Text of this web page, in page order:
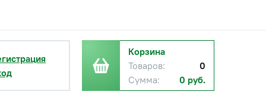
Корзина
Товаров:
0
Сумма:
0 руб.
НДС
Купить